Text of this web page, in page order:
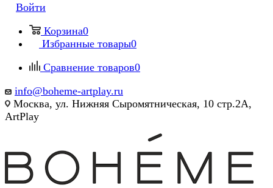
Войти
Корзина0
Избранные товары0
Сравнение товаров0
info@boheme-artplay.ru
Москва, ул. Нижняя Сыромятническая, 10 стр.2А,
ArtPlay